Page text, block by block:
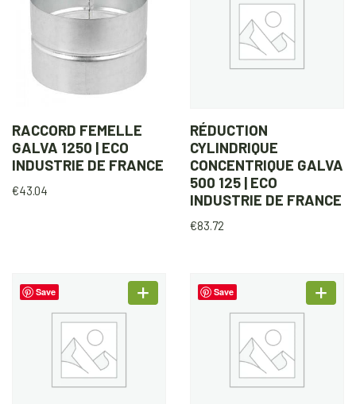
RACCORD FEMELLE
GALVA 1250 | ECO
INDUSTRIE DE FRANCE
€43.04
RÉDUCTION
CYLINDRIQUE
CONCENTRIQUE GALVA
500 125 | ECO
INDUSTRIE DE FRANCE
€83.72
Save Save